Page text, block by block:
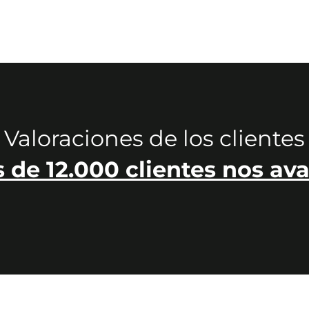
Valoraciones de los clientes
de 12.000 clientes nos